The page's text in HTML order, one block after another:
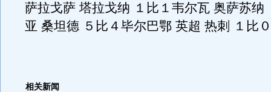
萨拉戈萨 塔拉戈纳 １比１韦尔瓦 奥萨苏纳
亚 桑坦德 ５比４毕尔巴鄂 英超 热刺 １比
相关新闻